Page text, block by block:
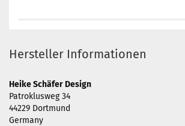
Hersteller Informationen
Heike Schäfer Design
Patroklusweg 34
44229 Dortmund
Germany